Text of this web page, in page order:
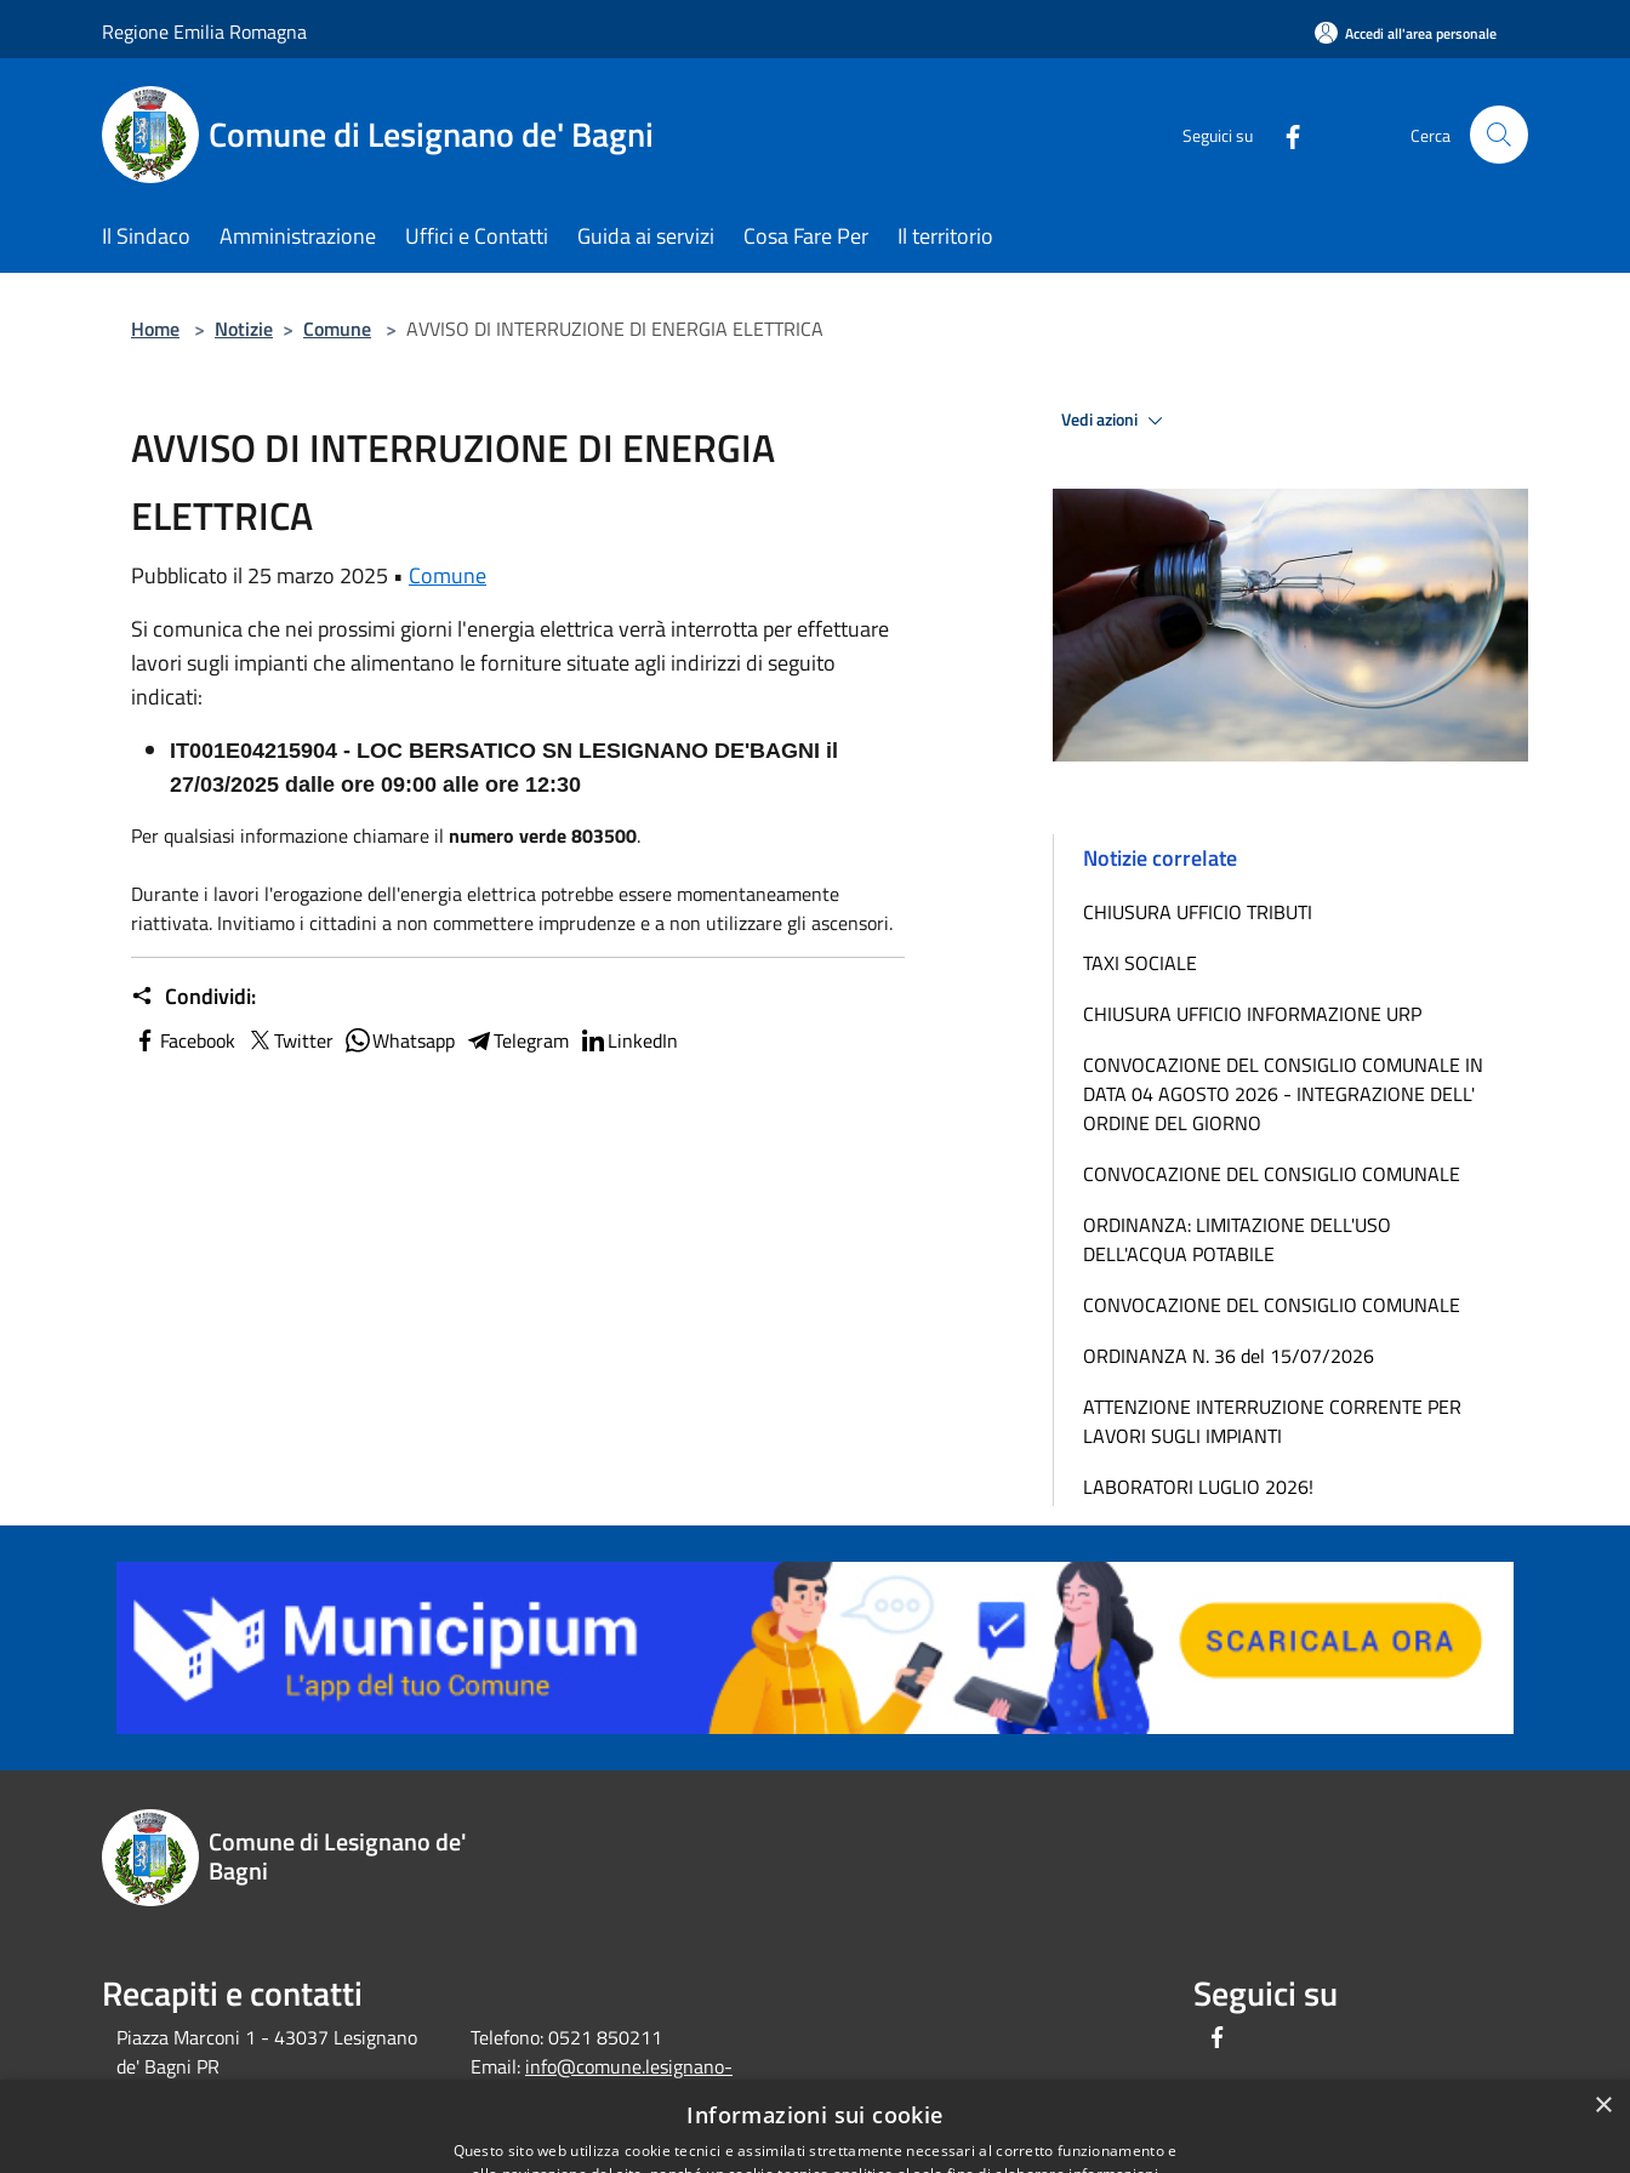
Regione Emilia Romagna Accedi all'area personale
Comune di Lesignano de' Bagni Seguici su Cerca
Il Sindaco Amministrazione Uffici e Contatti Guida ai servizi Cosa Fare Per Il territorio
Home > Notizie > Comune > AVVISO DI INTERRUZIONE DI ENERGIA ELETTRICA
AVVISO DI INTERRUZIONE DI ENERGIA
ELETTRICA
Pubblicato il 25 marzo 2025 • Comune
Si comunica che nei prossimi giorni l'energia elettrica verrà interrotta per effettuare
lavori sugli impianti che alimentano le forniture situate agli indirizzi di seguito
indicati:
IT001E04215904 - LOC BERSATICO SN LESIGNANO DE'BAGNI il
27/03/2025 dalle ore 09:00 alle ore 12:30
Per qualsiasi informazione chiamare il numero verde 803500.
Durante i lavori l'erogazione dell'energia elettrica potrebbe essere momentaneamente
riattivata. Invitiamo i cittadini a non commettere imprudenze e a non utilizzare gli ascensori.
Condividi:
Facebook Twitter Whatsapp Telegram LinkedIn
Vedi azioni
Notizie correlate
CHIUSURA UFFICIO TRIBUTI
TAXI SOCIALE
CHIUSURA UFFICIO INFORMAZIONE URP
CONVOCAZIONE DEL CONSIGLIO COMUNALE IN
DATA 04 AGOSTO 2026 - INTEGRAZIONE DELL'
ORDINE DEL GIORNO
CONVOCAZIONE DEL CONSIGLIO COMUNALE
ORDINANZA: LIMITAZIONE DELL'USO
DELL'ACQUA POTABILE
CONVOCAZIONE DEL CONSIGLIO COMUNALE
ORDINANZA N. 36 del 15/07/2026
ATTENZIONE INTERRUZIONE CORRENTE PER
LAVORI SUGLI IMPIANTI
LABORATORI LUGLIO 2026!
Comune di Lesignano de'
Bagni
Recapiti e contatti
Piazza Marconi 1 - 43037 Lesignano
de' Bagni PR
Telefono:0521 850211
Email: info@comune.lesignano-
protocollo@postacert.comune.lesignano-
Seguici su
×
Informazioni sui cookie
Questo sito web utilizza cookie tecnici e assimilati strettamente necessari al corretto funzionamento e